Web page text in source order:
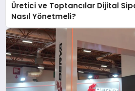
Üretici ve Toptancılar Dijital
Nasıl Yönetmeli?